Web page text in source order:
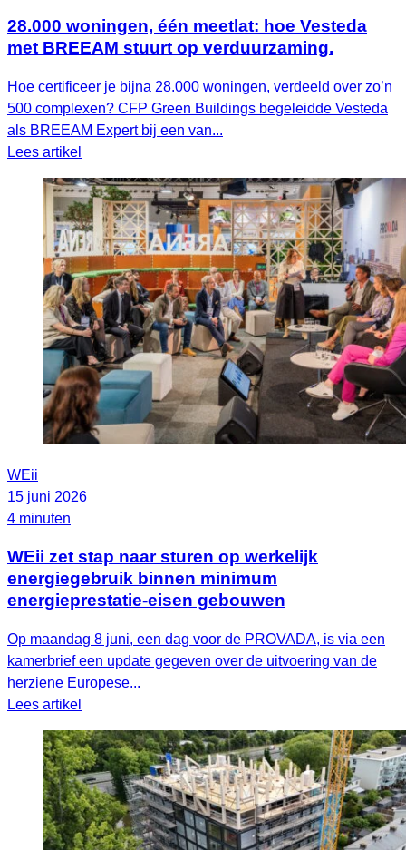
28.000 woningen, één meetlat: hoe Vesteda
met BREEAM stuurt op verduurzaming.
Hoe certificeer je bijna 28.000 woningen, verdeeld over zo’n
500 complexen? CFP Green Buildings begeleidde Vesteda
als BREEAM Expert bij een van...
Lees artikel
WEii
15 juni 2026
4 minuten
WEii zet stap naar sturen op werkelijk
energiegebruik binnen minimum
energieprestatie-eisen gebouwen
Op maandag 8 juni, een dag voor de PROVADA, is via een
kamerbrief een update gegeven over de uitvoering van de
herziene Europese...
Lees artikel